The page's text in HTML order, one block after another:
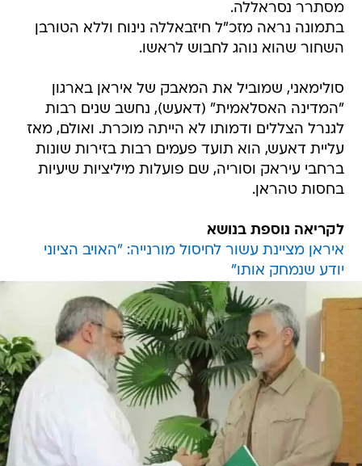
מסתרר נסראללה.
בתמונה נראה מזכ"ל חיזבאללה נינוח וללא הטורבן
השחור שהוא נוהג לחבוש לראשו.
סולימאני, שמוביל את המאבק של איראן בארגון
"המדינה האסלאמית" (דאעש), נחשב שנים רבות
לגנרל הצללים ודמותו לא הייתה מוכרת. ואולם, מאז
עליית דאעש, הוא תועד פעמים רבות בזירות שונות
ברחבי עיראק וסוריה, שם פועלות מיליציות שיעיות
בחסות טהראן.
לקריאה נוספת בנושא
איראן מציינת עשור לחיסול מורנייה: "האויב הציוני
יודע שנמחק אותו"